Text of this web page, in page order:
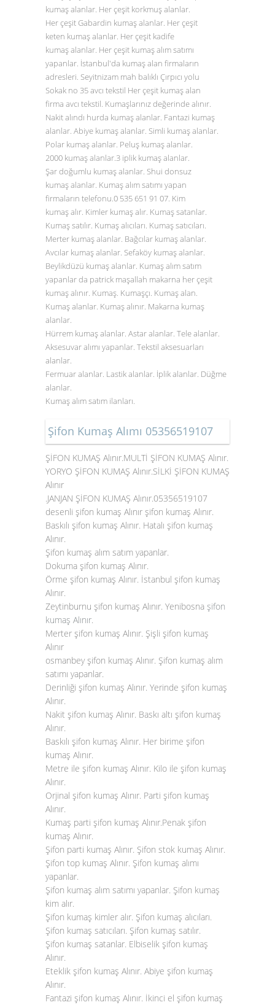
kumaş alanlar. Her çeşit korkmuş alanlar.
Her çeşit Gabardin kumaş alanlar. Her çeşit
keten kumaş alanlar. Her çeşit kadife
kumaş alanlar. Her çeşit kumaş alım satımı
yapanlar. İstanbul'da kumaş alan firmaların
adresleri. Seyitnizam mah balıklı Çırpıcı yolu
Sokak no 35 avcı tekstil Her çeşit kumaş alan
firma avcı tekstil. Kumaşlarınız değerinde alınır.
Nakit alındı hurda kumaş alanlar. Fantazi kumaş
alanlar. Abiye kumaş alanlar. Simli kumaş alanlar.
Polar kumaş alanlar. Peluş kumaş alanlar.
2000 kumaş alanlar.3 iplik kumaş alanlar.
Şar doğumlu kumaş alanlar. Shui donsuz
kumaş alanlar. Kumaş alım satımı yapan
firmaların telefonu.0 535 651 91 07. Kim
kumaş alır. Kimler kumaş alır. Kumaş satanlar.
Kumaş satılır. Kumaş alıcıları. Kumaş satıcıları.
Merter kumaş alanlar. Bağcılar kumaş alanlar.
Avcılar kumaş alanlar. Sefaköy kumaş alanlar.
Beylikdüzü kumaş alanlar. Kumaş alım satım
yapanlar da patrick maşallah makarna her çeşit
kumaş alınır. Kumaş. Kumaşçı. Kumaş alan.
Kumaş alanlar. Kumaş alınır. Makarna kumaş
alanlar.
Hürrem kumaş alanlar. Astar alanlar. Tele alanlar.
Aksesuvar alımı yapanlar. Tekstil aksesuarları
alanlar.
Fermuar alanlar. Lastik alanlar. İplik alanlar. Düğme
alanlar.
Kumaş alım satım ilanları.
Şifon Kumaş Alımı 05356519107
ŞİFON KUMAŞ Alınır.MULTİ ŞİFON KUMAŞ Alınır.
YORYO ŞİFON KUMAŞ Alınır.SİLKİ ŞİFON KUMAŞ
Alınır
.JANJAN ŞİFON KUMAŞ Alınır.05356519107
desenli şifon kumaş Alınır şifon kumaş Alınır.
Baskılı şifon kumaş Alınır. Hatalı şifon kumaş
Alınır.
Şifon kumaş alım satım yapanlar.
Dokuma şifon kumaş Alınır.
Örme şifon kumaş Alınır. İstanbul şifon kumaş
Alınır.
Zeytinburnu şifon kumaş Alınır. Yenibosna şifon
kumaş Alınır.
Merter şifon kumaş Alınır. Şişli şifon kumaş
Alınır
osmanbey şifon kumaş Alınır. Şifon kumaş alım
satımı yapanlar.
Derinliği şifon kumaş Alınır. Yerinde şifon kumaş
Alınır.
Nakit şifon kumaş Alınır. Baskı altı şifon kumaş
Alınır.
Baskılı şifon kumaş Alınır. Her birime şifon
kumaş Alınır.
Metre ile şifon kumaş Alınır. Kilo ile şifon kumaş
Alınır.
Orjinal şifon kumaş Alınır. Parti şifon kumaş
Alınır.
Kumaş parti şifon kumaş Alınır.Penak şifon
kumaş Alınır.
Şifon parti kumaş Alınır. Şifon stok kumaş Alınır.
Şifon top kumaş Alınır. Şifon kumaş alımı
yapanlar.
Şifon kumaş alım satımı yapanlar. Şifon kumaş
kim alır.
Şifon kumaş kimler alır. Şifon kumaş alıcıları.
Şifon kumaş satıcıları. Şifon kumaş satılır.
Şifon kumaş satanlar. Elbiselik şifon kumaş
Alınır.
Eteklik şifon kumaş Alınır. Abiye şifon kumaş
Alınır.
Fantazi şifon kumaş Alınır. İkinci el şifon kumaş